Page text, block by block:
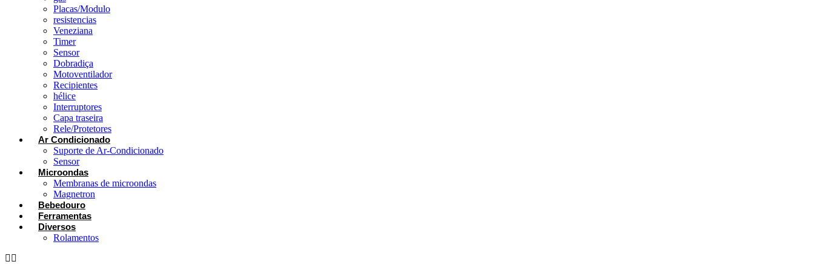
Placas/Modulo
resistencias
Veneziana
Timer
Sensor
Dobradiça
Motoventilador
Recipientes
hélice
Interruptores
Capa traseira
Rele/Protetores
Ar Condicionado
Suporte de Ar-Condicionado
Sensor
Microondas
Membranas de microondas
Magnetron
Bebedouro
Ferramentas
Diversos
Rolamentos